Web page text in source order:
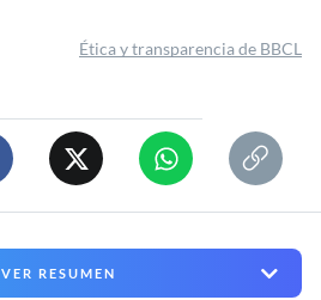
Ética y transparencia de BBCL
VER RESUMEN